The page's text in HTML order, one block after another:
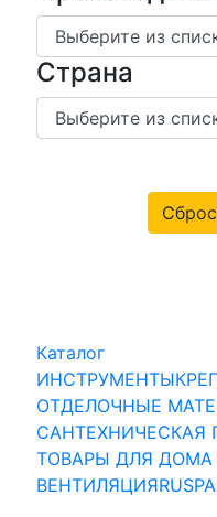
Страна
Каталог
ИНСТРУМЕНТЫ
ОТДЕЛОЧНЫЕ
САНТЕХНИЧЕСКАЯ
ТОВАРЫ ДЛЯ
ВЕНТИЛЯЦИЯ